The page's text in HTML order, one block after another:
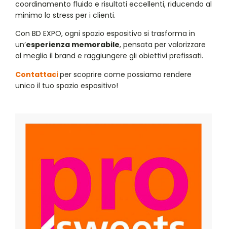
coordinamento fluido e risultati eccellenti, riducendo al
minimo lo stress per i clienti.
Con BD EXPO, ogni spazio espositivo si trasforma in
un’esperienza memorabile, pensata per valorizzare
al meglio il brand e raggiungere gli obiettivi prefissati.
Contattaciper scoprire come possiamo rendere
unico il tuo spazio espositivo!